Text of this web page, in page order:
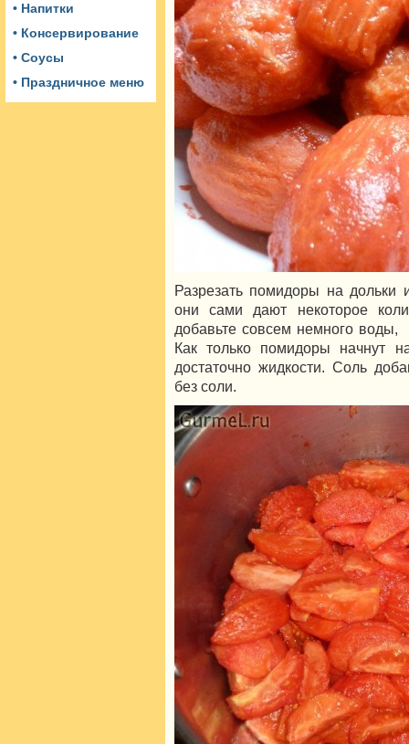
• Напитки
• Консервирование
• Соусы
• Праздничное меню
Разрезать помидоры на
они сами дают некоторое
добавьте совсем немного
Как только помидоры начнут
достаточно жидкости. Соль
без соли.